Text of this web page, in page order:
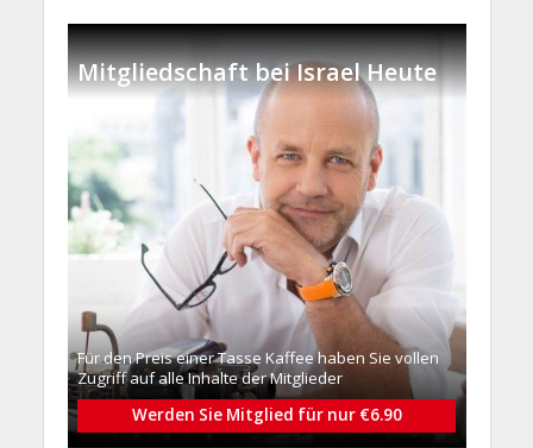
Mitgliedschaft bei Israel Heute
Für den Preis einer Tasse Kaffee haben Sie vollen
Zugriff auf alle Inhalte der Mitglieder
Werden Sie Mitglied für nur €6.90